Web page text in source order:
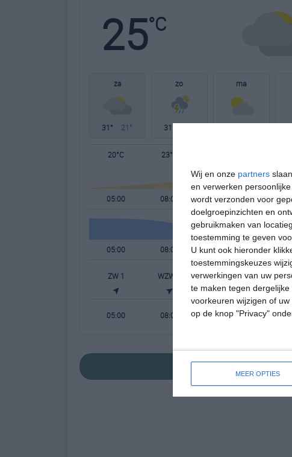
Wij en onze partners
en verwerken
wordt verzonden voor
doelgroepinzichten en
gebruikmaken van
toestemming te geven
U kunt ook hieronder
toestemmingskeuzes
verwerkingen van uw
te maken tegen
voorkeuren wijzigen of
op de knop "Privacy"
MEER OPTIES
25°C
za
31° 21°
zo
31°
ma
20°C 23°C
05:00 08:00 11:00 14:00
05:00 08:00 11:00 14:00
ZW 1 WZW 1 WZW 2 WZW 3
05:00 08:00 11:00 14:00
bekijk de uitgebreide